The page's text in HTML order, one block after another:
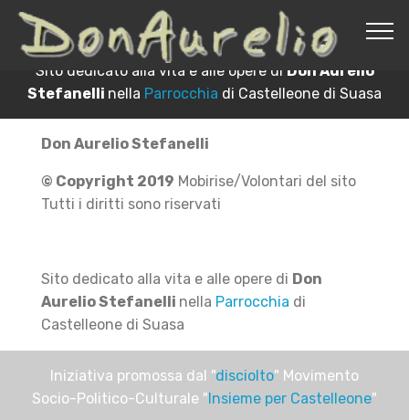
© Copyright 2019 Mobirise/Gestori sito - Tutti i
diritti sono riservati
Sito dedicato alla vita e alle opere di Don Aurelio
Stefanelli nella Parrocchia di Castelleone di Suasa
Don Aurelio Stefanelli
© Copyright 2019 Mobirise/Volontari del sito
Tutti i diritti sono riservati
Sito dedicato alla vita e alle opere di Don
Aurelio Stefanelli nella Parrocchia di
Castelleone di Suasa
Iniziativa promossa dal "disciolto" Movimento
Socio-Politico-Culturale "Insieme per Castelleone"